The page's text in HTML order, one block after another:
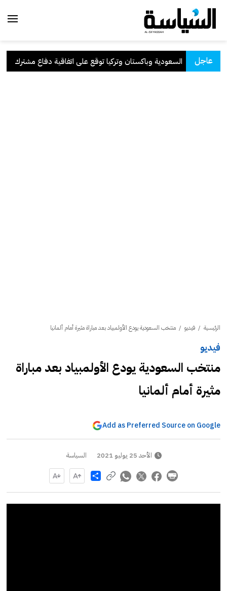
عاجل السعودية وباكستان وتركيا توقع على اتفاقية دفاع مشترك
الرئيسية / فيديو / منتخب السعودية يودع الأولمبياد بعد مباراة مثيرة أمام ألمانيا
فيديو
منتخب السعودية يودع الأولمبياد بعد مباراة
مثيرة أمام ألمانيا
Add as Preferred Source on Google
الأحد 25 يوليو 2021 السياسة
Share